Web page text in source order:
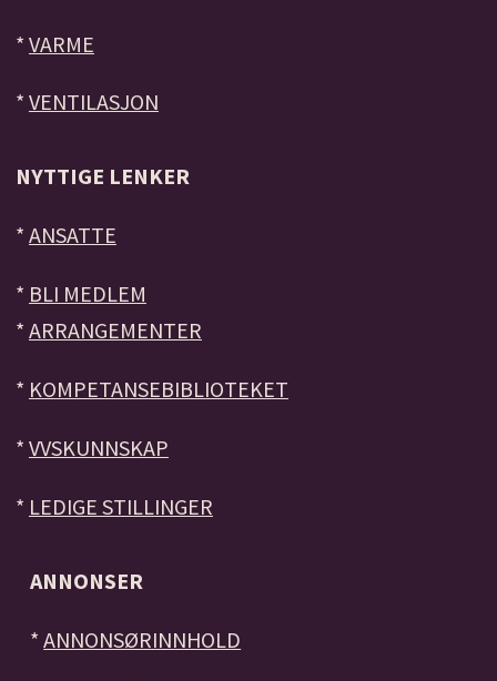
* VARME
* VENTILASJON
NYTTIGE LENKER
* ANSATTE
* BLI MEDLEM
* ARRANGEMENTER
* KOMPETANSEBIBLIOTEKET
* VVSKUNNSKAP
* LEDIGE STILLINGER
ANNONSER
*ANNONSØRINNHOLD